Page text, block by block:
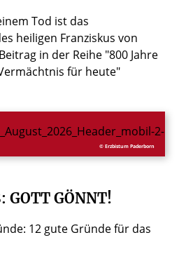
Tod ist das
heiligen Franziskus von
in der Reihe "800 Jahre
für heute"
© Erzbistum Paderborn
GOTT GÖNNT!
12 gute Gründe für das